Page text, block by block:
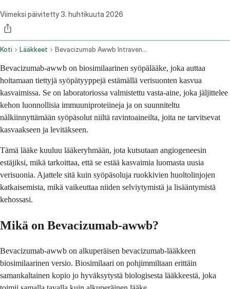
Viimeksi päivitetty3. huhtikuuta 2026
Koti Lääkkeet Bevacizumab Awwb Intravenous Route
Bevacizumab-awwb on biosimilaarinen syöpälääke, joka auttaa
hoitamaan tiettyjä syöpätyyppejä estämällä verisuonten kasvua
kasvaimissa. Se on laboratoriossa valmistettu vasta-aine, joka jäljittelee
kehon luonnollisia immuuniproteiineja ja on suunniteltu
nälkiinnyttämään syöpäsolut niiltä ravintoaineilta, joita ne tarvitsevat
kasvaakseen ja levitäkseen.
Tämä lääke kuuluu lääkeryhmään, jota kutsutaan angiogeneesin
estäjiksi, mikä tarkoittaa, että se estää kasvaimia luomasta uusia
verisuonia. Ajattele sitä kuin syöpäsoluja ruokkivien huoltolinjojen
katkaisemista, mikä vaikeuttaa niiden selviytymistä ja lisääntymistä
kehossasi.
Mikä on Bevacizumab-awwb?
Bevacizumab-awwb on alkuperäisen bevacizumab-lääkkeen
biosimilaarinen versio. Biosimilaari on pohjimmiltaan erittäin
samankaltainen kopio jo hyväksytystä biologisesta lääkkeestä, joka